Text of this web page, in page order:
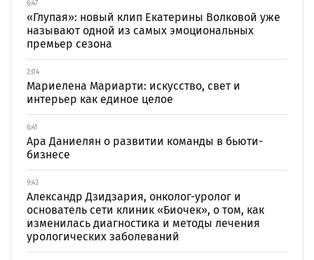
6:47
«Глупая»: новый клип Екатерины Волковой уже
называют одной из самых эмоциональных
премьер сезона
2:04
Мариелена Мариарти: искусство, свет и
интерьер как единое целое
6:41
Ара Даниелян о развитии команды в бьюти-
бизнесе
9:43
Александр Дзидзария, онколог-уролог и
основатель сети клиник «Биочек», о том, как
изменилась диагностика и методы лечения
урологических заболеваний